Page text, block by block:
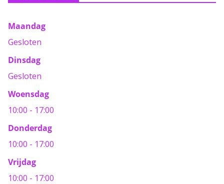
kan
gekozen
op
de
productpagina
Maandag
Gesloten
Dinsdag
Gesloten
Woensdag
10:00 - 17:00
Donderdag
10:00 - 17:00
Vrijdag
10:00 - 17:00